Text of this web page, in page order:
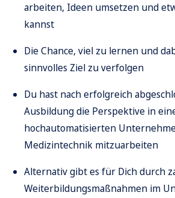
arbeiten, Ideen umsetzen und
kannst
Die Chance, viel zu lernen und
sinnvolles Ziel zu verfolgen
Du hast nach erfolgreich
Ausbildung die Perspektive in
hochautomatisierten
Medizintechnik mitzuarbeiten
Alternativ gibt es für Dich durch
Weiterbildungsmaßnahmen im